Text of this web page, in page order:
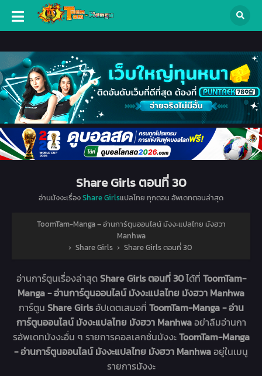
Share Girls ตอนที่ 30
อ่านมังงะเรื่องShare Girlsแปลไทย ทุกตอน อัพเดทตอนล่าสุด
ToomTam-Manga – อ่านการ์ตูนออนไลน์ มังงะแปลไทย มังฮวา
Manhwa
› Share Girls › Share Girls ตอนที่ 30
อ่านการ์ตูนเรื่องล่าสุดShare Girls ตอนที่ 30ได้ที่ ToomTam-
Manga - อ่านการ์ตูนออนไลน์ มังงะแปลไทย มังฮวา Manhwa
การ์ตูน Share Girlsอัปเดตเสมอที่ ToomTam-Manga - อ่าน
การ์ตูนออนไลน์ มังงะแปลไทย มังฮวา Manhwaอย่าลืมอ่านกา
รอัพเดทมังงะอื่น ๆ รายการคอลเลกชั่นมังงะToomTam-Manga
- อ่านการ์ตูนออนไลน์ มังงะแปลไทย มังฮวา Manhwaอยู่ในเมนู
รายการมังงะ